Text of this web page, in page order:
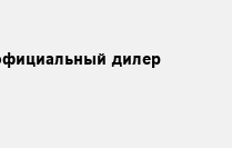
дилер